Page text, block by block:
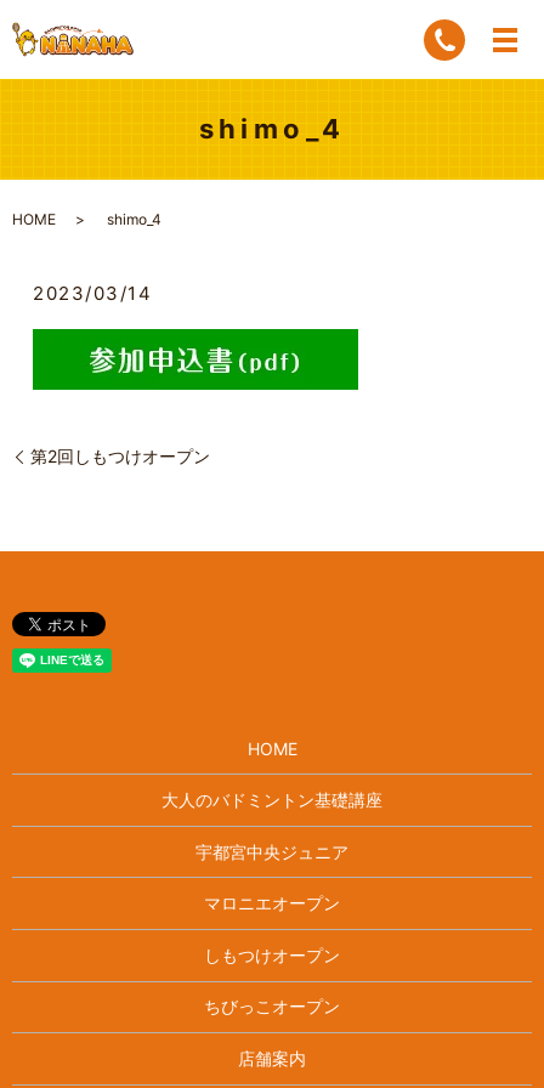
shimo_4
HOME shimo_4
2023/03/14
第2回しもつけオープン
HOME
大人のバドミントン基礎講座
宇都宮中央ジュニア
マロニエオープン
しもつけオープン
ちびっこオープン
店舗案内